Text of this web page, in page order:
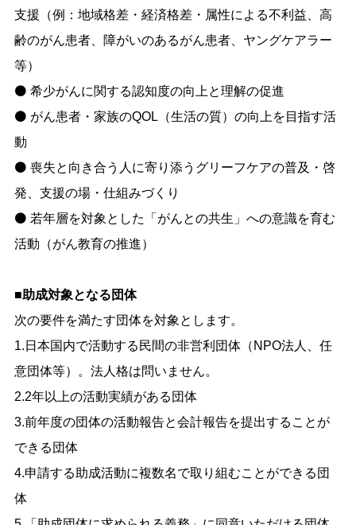
支援（例：地域格差・経済格差・属性による不利益、高
齢のがん患者、障がいのあるがん患者、ヤングケアラー
等）
⚫ 希少がんに関する認知度の向上と理解の促進
⚫ がん患者・家族のQOL（生活の質）の向上を目指す活
動
⚫ 喪失と向き合う人に寄り添うグリーフケアの普及・啓
発、支援の場・仕組みづくり
⚫ 若年層を対象とした「がんとの共生」への意識を育む
活動（がん教育の推進）
■助成対象となる団体
次の要件を満たす団体を対象とします。
1.日本国内で活動する民間の非営利団体（NPO法人、任
意団体等）。法人格は問いません。
2.2年以上の活動実績がある団体
3.前年度の団体の活動報告と会計報告を提出することが
できる団体
4.申請する助成活動に複数名で取り組むことができる団
体